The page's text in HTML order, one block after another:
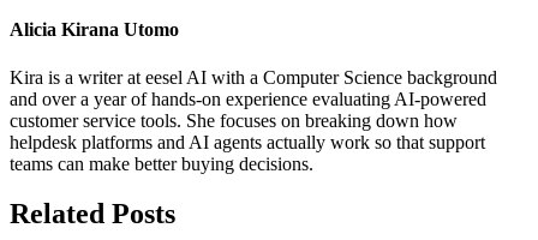
Alicia Kirana Utomo
Kira is a writer at eesel AI with a Computer Science background
and over a year of hands-on experience evaluating AI-powered
customer service tools. She focuses on breaking down how
helpdesk platforms and AI agents actually work so that support
teams can make better buying decisions.
Related Posts